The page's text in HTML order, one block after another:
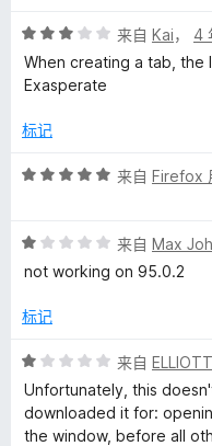
/
5
评
分
3
5
来自 Kai， 4
When creating a tab, the
Exasperate
标记
评
/
5
来自 Firefox
评
分
/
来自 Max
not working on 95.0.2
标记
评
分
1
/
来自
Unfortunately, this
downloaded it for:
the window, before all